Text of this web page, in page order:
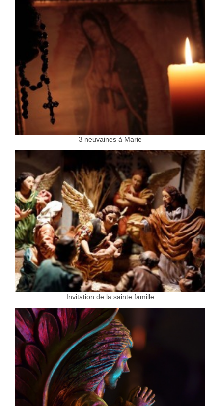
3 neuvaines à Marie
Invitation de la sainte famille